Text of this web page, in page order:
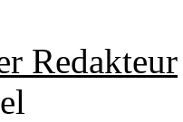
Redakteur